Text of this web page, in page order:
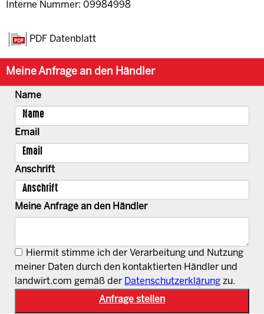
Interne Nummer: 09984998
PDF Datenblatt
Meine Anfrage an den Händler
Name
Email
Anschrift
Meine Anfrage an den Händler
Hiermit stimme ich der Verarbeitung und Nutzung
meiner Daten durch den kontaktierten Händler und
landwirt.com gemäß der Datenschutzerklärung zu.